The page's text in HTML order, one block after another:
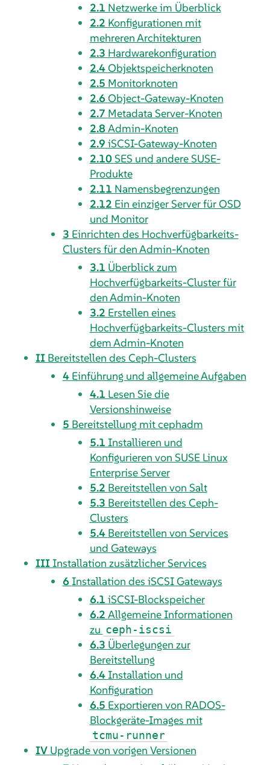
2.1 Netzwerke im Überblick
2.2 Konfigurationen mit
mehreren Architekturen
2.3 Hardwarekonfiguration
2.4Objektspeicherknoten
2.5 Monitorknoten
2.6 Object-Gateway-Knoten
2.7 Metadata Server-Knoten
2.8 Admin-Knoten
2.9 iSCSI-Gateway-Knoten
2.10SES und andere SUSE-
Produkte
2.11 Namensbegrenzungen
2.12 Ein einziger Server für OSD
und Monitor
3 Einrichten des Hochverfügbarkeits-
Clusters für den Admin-Knoten
3.1 Überblick zum
Hochverfügbarkeits-Cluster für
den Admin-Knoten
3.2 Erstellen eines
Hochverfügbarkeits-Clusters mit
dem Admin-Knoten
II Bereitstellen des Ceph-Clusters
4 Einführung und allgemeine Aufgaben
4.1 Lesen Sie die
Versionshinweise
5 Bereitstellung mit cephadm
5.1 Installieren und
Konfigurieren von SUSE Linux
Enterprise Server
5.2 Bereitstellen von Salt
5.3 Bereitstellen des Ceph-
Clusters
5.4 Bereitstellen von Services
und Gateways
IIIInstallation zusätzlicher Services
6 Installation des iSCSI Gateways
6.1 iSCSI-Blockspeicher
6.2 Allgemeine Informationen
zu ceph-iscsi
6.3 Überlegungen zur
Bereitstellung
6.4Installation und
Konfiguration
6.5 Exportieren von RADOS-
Blockgeräte-Images mit
tcmu-runner
IV Upgrade von vorigen Versionen